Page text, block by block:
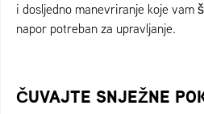
i dosljedno manevriranje koje vam
napor potreban za upravljanje.
ČUVAJTE SNJEŽNE